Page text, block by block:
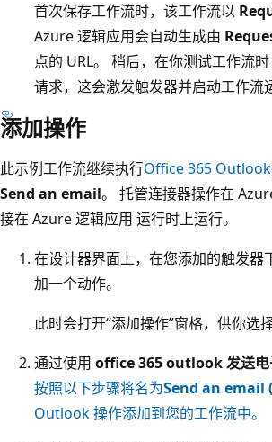
首次保存工作流时，该工作流以
Azure 逻辑应用会自动生成由
点的 URL。 稍后，在你测试工作流
请求，这会激发触发器并启动工作流
添加操作
此示例工作流继续执行Office 365
Send an email。 托管连接器操作在
接在 Azure 逻辑应用 运行时上运行。
在设计器界面上，在您添加的触发器
加一个动作。
此时会打开“添加操作”窗格，供你选
通过使用 office 365 outlook 发送电
按照以下步骤将名为Send an email
Outlook 操作添加到您的工作流中。